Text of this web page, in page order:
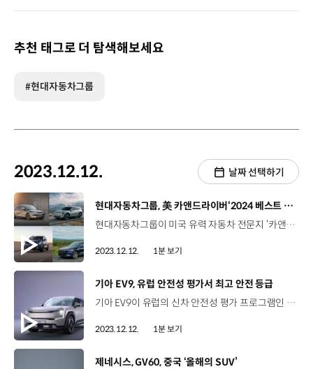
추천 태그로 더 탐색해보세요
#현대자동차그룹
2023.12.12. 날짜 선택하기
[동영상]
현대자동차그룹, 美 카앤드라이버‘2024 베스트 10 트럭 & SUV’ 최다 선정
현대자동차그룹이 미국 유력 자동차 전문지 ‘카앤드라이버’가 주관하는 ‘2024 베스트 10 트럭 SUV’에 최다 선정되었습니다. SUV 경쟁이 치열한 북미 시장에서 현대차 아이오닉 5, 기아의 EV9과 텔루라이드, 제네시스 GV70까지 4개 차종이 이름을 올리고 현대차그룹 3개 브랜드가 모두 수상하는 쾌거를 달성해 의미를 더했습니다. 특히 현대차 아이오닉 5와 제네시스 GV70는 지난해에 이어 2년 연속 ‘베스트 10 트럭 SUV’를 수상했으며 기아 텔루라이드는 2020년 첫 선정 이후 5년 연속으로 뽑히며 독보적인 제품 경쟁력을 입증했습니다. 현대차그룹은 앞으로도 세계 최고 수준의 제품을 고객에게 제공하기 위한 노력을 지속해 나갈 예정입니다.
2023.12.12. 1분 보기
[동영상]
기아 EV9, 유럽 안전성 평가서 최고 안전 등급
기아 EV9이 유럽의 신차 안전성 평가 프로그램인 ‘유로 NCAP’에서 최고 등급인 별 다섯을 획득하며 안전성을 인정받았습니다. EV9은 이번 평가에서 성인 탑승자 보호, 어린이 탑승자 보호, 안전 보조 시스템, 교통약자 안전성 등 4개 평가 항목의 종합 평가에서 최고 등급을 달성하며 탁월한 안전성과 전기차 전용 플랫폼 E-GMP의 우수성을 입증했습니다. 정면과 측면 충돌테스트에서 EV9은 승객과 고전압 배터리를 안전하게 보호할 수 있는 차체 공간이 확보돼 운전자와 동승자의 주요 신체를 잘 보호했다는 평가를 받았으며 특히 차대차 충돌 및 측면 충돌에서는 충격을 흡수하고 승객실을 보호하는 차체 설계로 어린이 보호 부문에서 최고 점수를 받았습니다. 기아는 앞서 지난해에도 EV6로 최고 등급 별 다섯을 획득했으며, EV9은 뛰어난 상품성으로 세계 3대 자동차 상인 북미·유럽·세계 올해의 차 후보에 올랐습니다.
2023.12.12. 1분 보기
[동영상]
제네시스, GV60, 중국 ‘올해의 SUV’